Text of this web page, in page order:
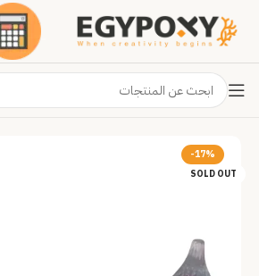
-17%
SOLD OUT